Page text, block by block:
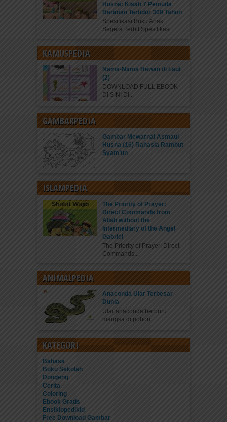
Husna: Kisah 7 Pemuda
Beriman Tertidur 309 Tahun
Spesifikasi Buku Anak
Segera Terbit Spesifikasi...
KAMUSPEDIA
Nama-Nama Hewan di Laut
(2)
DOWNLOAD FULL EBOOK
DI SINI DI...
GAMBARPEDIA
Gambar Mewarnai Asmaul
Husna (16) Rahasia Rambut
Syam’un
ISLAMPEDIA
The Priority of Prayer:
Direct Commands from
Allah without the
Intermediary of the Angel
Gabriel
The Priority of Prayer: Direct
Commands...
ANIMALPEDIA
Anaconda Ular Terbesar
Dunia
Ular anaconda berburu
mangsa di pohon...
KATEGORI
Bahasa
Buku Sekolah
Dongeng
Cerita
Coloring
Ebook Gratis
Ensiklopedikid
Free Download Gambar